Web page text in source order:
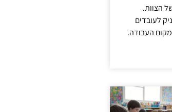
הצוות.
לעובדים
העבודה.